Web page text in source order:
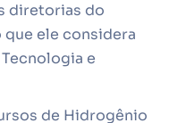
diretorias do
ele considera
e
de Hidrogênio